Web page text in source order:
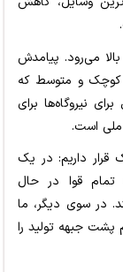
می‌رود. پیامدش
کوچک و متوسط که
نیروگاه‌ها برای
ملی است.
قرار داریم: در یک
قوا در حال
در سوی دیگر، ما
پشت جبهه تولید را